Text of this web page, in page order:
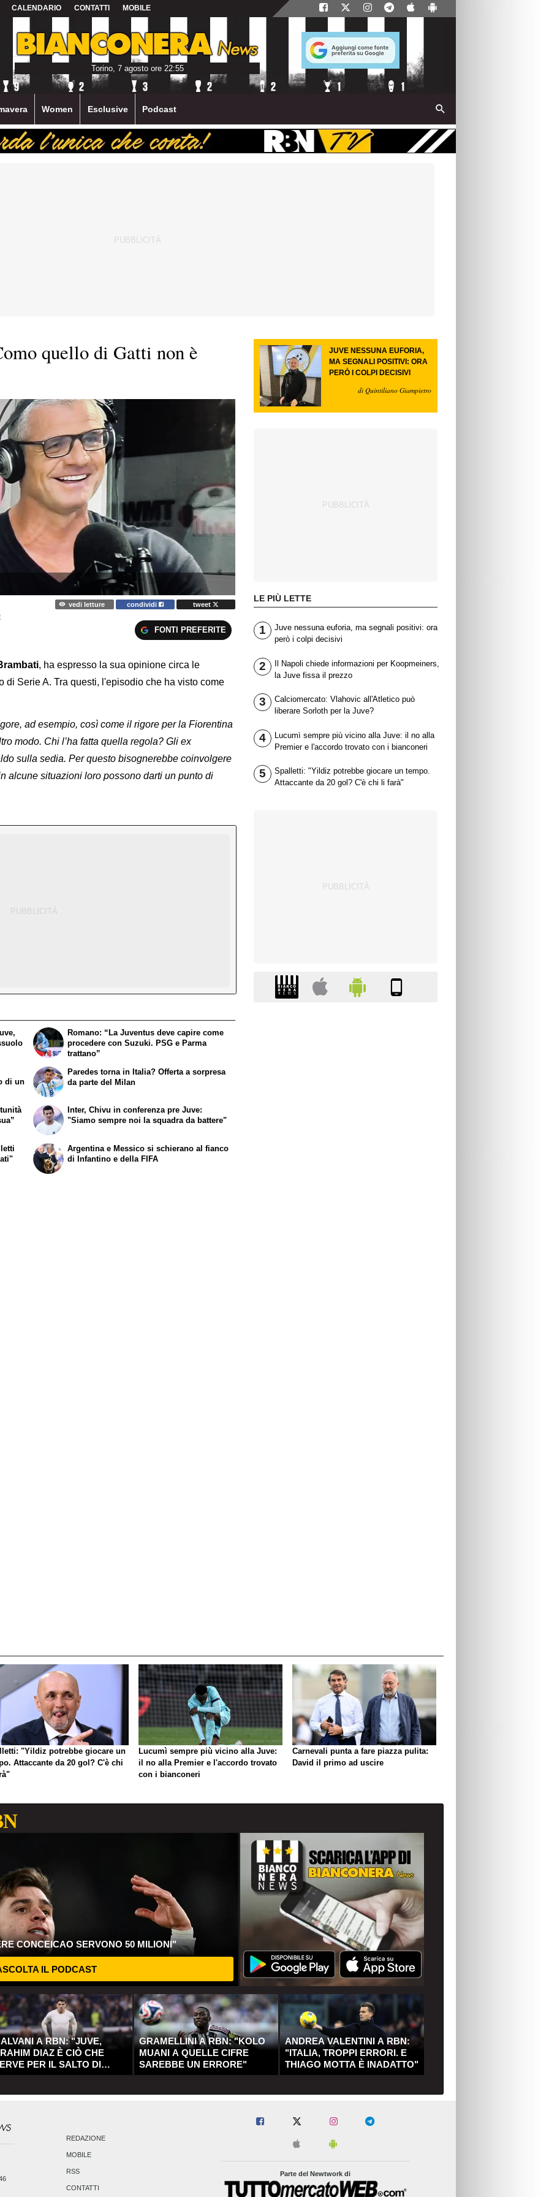
CALENDARIO CONTATTI MOBILE
Torino, 7 agosto ore 22:55
Women Esclusive Podcast
quello di Gatti non è
vedi letture condividi
tweet
FONTI PREFERITE
, ha espresso la sua opinione circa le
di Serie A. Tra questi, l'episodio che ha visto come
ad esempio, così come il rigore per la Fiorentina
modo. Chi l’ha fatta quella regola? Gli ex
sulla sedia. Per questo bisognerebbe coinvolgere
alcune situazioni loro possono darti un punto di
di un
Romano: “La Juventus deve capire come
procedere con Suzuki. PSG e Parma
trattano”
Paredes torna in Italia? Offerta a sorpresa
da parte del Milan
Inter, Chivu in conferenza pre Juve:
"Siamo sempre noi la squadra da battere"
Argentina e Messico si schierano al fianco
di Infantino e della FIFA
JUVE NESSUNA EUFORIA,
MA SEGNALI POSITIVI: ORA
PERÒ I COLPI DECISIVI
di Quintiliano Giampietro
LE PIÙ LETTE
1
Juve nessuna euforia, ma segnali positivi: ora
però i colpi decisivi
2
Il Napoli chiede informazioni per Koopmeiners,
la Juve fissa il prezzo
3
Calciomercato: Vlahovic all'Atletico può
liberare Sorloth per la Juve?
4
Lucumì sempre più vicino alla Juve: il no alla
Premier e l'accordo trovato con i bianconeri
5
Spalletti: "Yildiz potrebbe giocare un tempo.
Attaccante da 20 gol? C'è chi li farà"
"Yildiz potrebbe giocare un
Attaccante da 20 gol? C'è chi
Lucumì sempre più vicino alla Juve:
il no alla Premier e l'accordo trovato
con i bianconeri
Carnevali punta a fare piazza pulita:
David il primo ad uscire
CONCEICAO SERVONO 50 MILIONI"
IL PODCAST
A RBN: "JUVE,
DIAZ È CIÒ CHE
PER IL SALTO DI
GRAMELLINI A RBN: "KOLO
MUANI A QUELLE CIFRE
SAREBBE UN ERRORE"
ANDREA VALENTINI A RBN:
"ITALIA, TROPPI ERRORI. E
THIAGO MOTTA È INADATTO"
REDAZIONE
MOBILE
RSS
CONTATTI
Parte del Newtwork di